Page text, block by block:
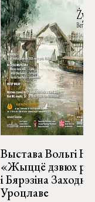
Выстава Вольгі
«Жыццё дзвюх
і Бярэзіна
Уроцлаве